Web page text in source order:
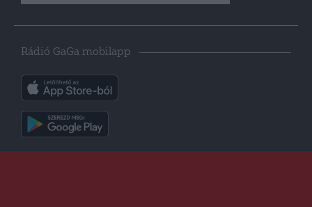
Rádió GaGa mobilapp